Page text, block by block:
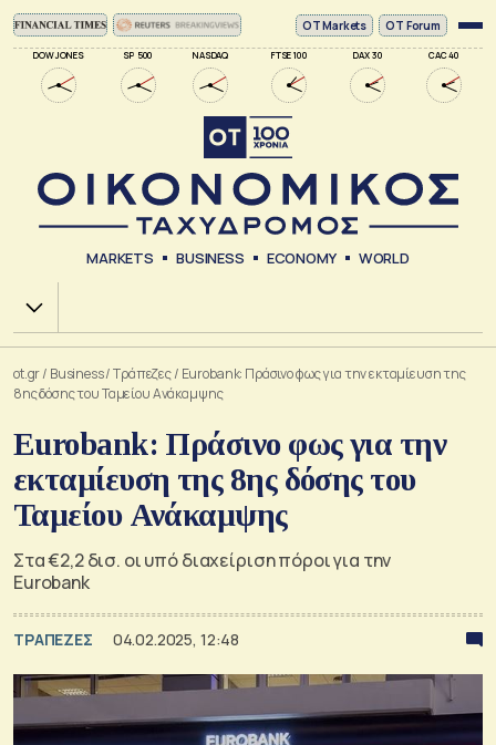
DOW JONES SP 500 NASDAQ FTSE 100 DAX 30 CAC 40
ΟΤ Markets OT Forum
MARKETS BUSINESS ECONOMY WORLD
Χ.Α.
ot.gr/ Business/Τράπεζες/ Eurobank: Πράσινο φως για την εκταμίευση της
8ης δόσης του Ταμείου Ανάκαμψης
Eurobank: Πράσινο φως για την
εκταμίευση της 8ης δόσης του
Ταμείου Ανάκαμψης
Στα €2,2 δισ. οι υπό διαχείριση πόροι για την
Eurobank
ΤΡΑΠΕΖΕΣ 04.02.2025, 12:48